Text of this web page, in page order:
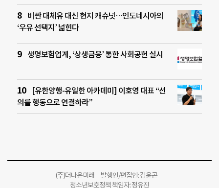
비싼 대체유 대신 현지 캐슈넛…인도네시아의
‘우유 선택지’ 넓힌다
생명보험업계, ‘상생금융’ 통한 사회공헌 실시
[유한양행-유일한 아카데미] 이호영 대표 “선
의를 행동으로 연결하라”
(주)더나은미래 발행인/편집인: 김윤곤
청소년보호정책 책임자: 정유진